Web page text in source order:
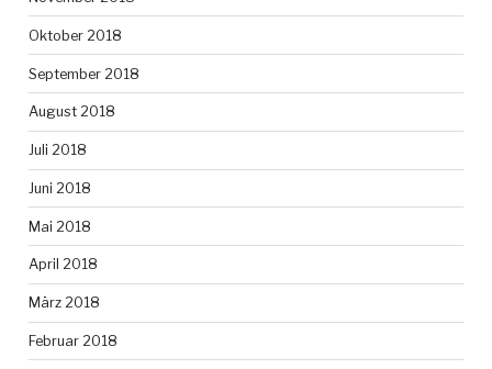
Oktober 2018
September 2018
August 2018
Juli 2018
Juni 2018
Mai 2018
April 2018
März 2018
Februar 2018